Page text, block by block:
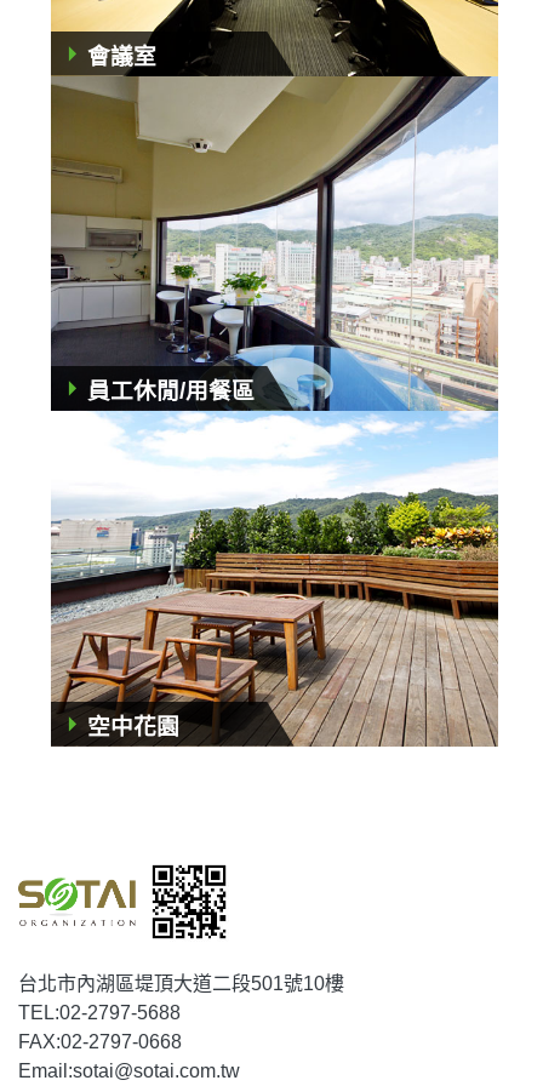
會議室
員工休閒/用餐區
空中花園
台北市內湖區堤頂大道二段501號10樓
TEL:02-2797-5688
FAX:02-2797-0668
Email:sotai@sotai.com.tw